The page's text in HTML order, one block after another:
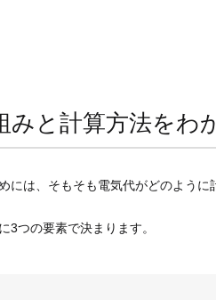
みと計算方法をわ
には、そもそも電気代がどのように
3つの要素で決まります。